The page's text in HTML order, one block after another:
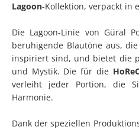
Lagoon-Kollektion, verpackt in
Die Lagoon-Linie von Güral
beruhigende Blautöne aus,
inspiriert sind, und bietet die
und Mystik. Die für die
verleiht jeder Portion, die
Harmonie.
Dank der speziellen